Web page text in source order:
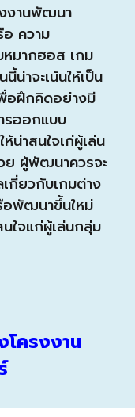
งานพัฒนา
ความ
หมากฮอส เกม
าจะเน้นให้เป็น
อฝึกคิดอย่างมี
รออกแบบ
น่าสนใจเก่ผู้เล่น
ย ผู้พัฒนาควรจะ
กี่ยวกับเกมต่าง
อพัฒนาขึ้นใหม่
นใจแก่ผู้เล่นกลุ่ม
โครงงาน